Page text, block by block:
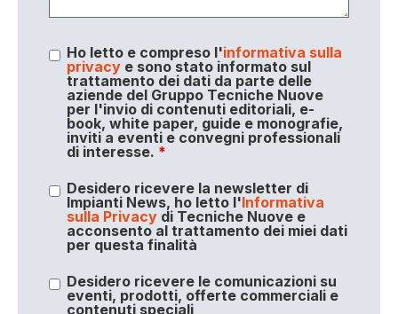
Ho letto e compreso l'informativa sulla
privacye sono stato informato sul
trattamento dei dati da parte delle
aziende del Gruppo Tecniche Nuove
per l'invio di contenuti editoriali, e-
book, white paper, guide e monografie,
inviti a eventi e convegni professionali
di interesse. *
Desidero ricevere la newsletter di
Impianti News, ho letto l'Informativa
sulla Privacydi Tecniche Nuove e
acconsento al trattamento dei miei dati
per questa finalità
Desidero ricevere le comunicazioni su
eventi, prodotti, offerte commerciali e
contenuti speciali